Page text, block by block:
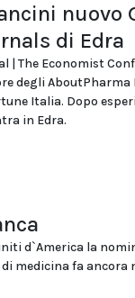
nuovo
di Edra
| The Economist
degli AboutPharma
Italia. Dopo
in Edra.
d`America la
medicina fa ancora